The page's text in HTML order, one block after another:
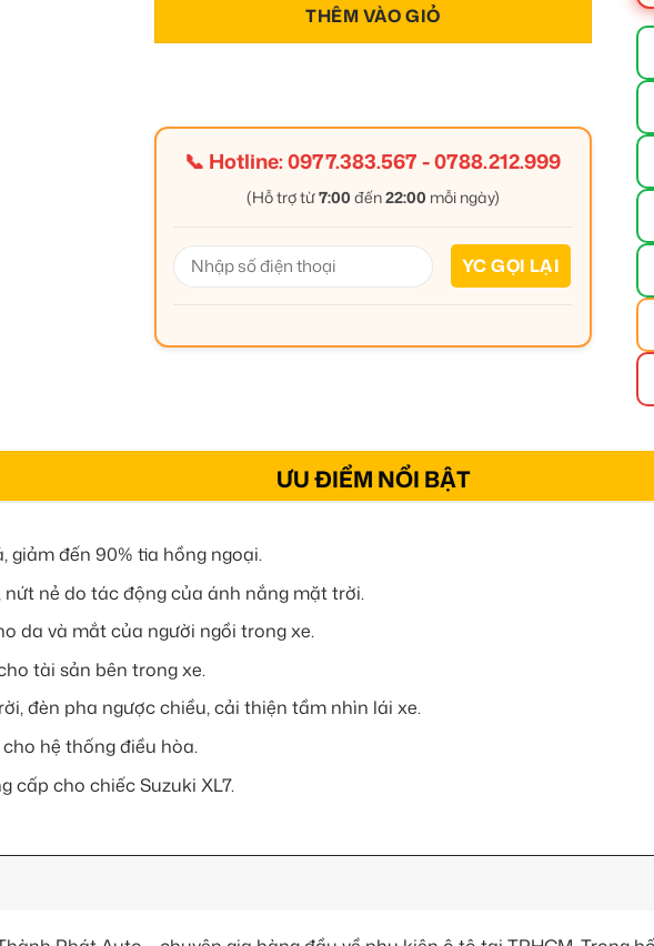
THÊM VÀO GIỎ
📞 Hotline:0977.383.567-0788.212.999
(Hỗ trợ từ7:00 đến22:00 mỗi ngày)
ƯU ĐIỂM NỔI BẬT
giảm đến 90% tia hồng ngoại.
nẻ do tác động của ánh nắng mặt trời.
da và mắt của người ngồi trong xe.
tài sản bên trong xe.
đèn pha ngược chiều, cải thiện tầm nhìn lái xe.
hệ thống điều hòa.
cấp cho chiếc Suzuki XL7.